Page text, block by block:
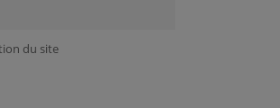
du site